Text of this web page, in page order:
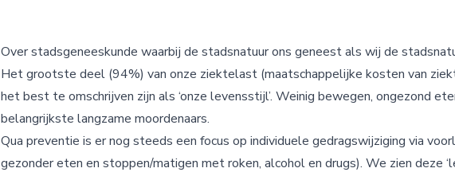
Over stadsgeneeskunde waarbij de stadsnatuur ons geneest als wij de
Het grootste deel (94%) van onze ziektelast (maatschappelijke kosten van
het best te omschrijven zijn als ‘onze levensstijl’. Weinig bewegen, ongezond
belangrijkste langzame moordenaars.
Qua preventie is er nog steeds een focus op individuele gedragswijziging via
gezonder eten en stoppen/matigen met roken, alcohol en drugs). We zien deze